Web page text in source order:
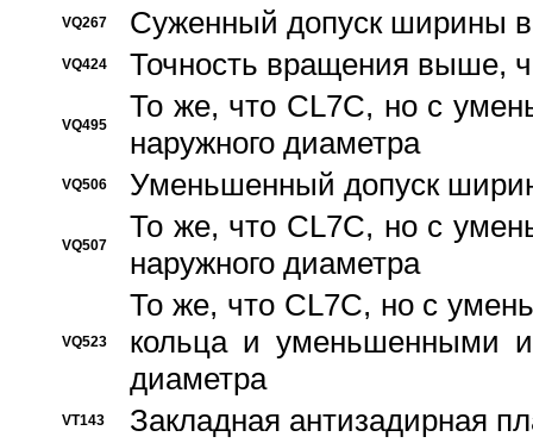
VQ267 Суженный допуск ширины
VQ424 Точность вращения выше,
VQ495
То же, что CL7C, но с
наружного диаметра
VQ506 Уменьшенный допуск
VQ507
То же, что CL7C, но с
наружного диаметра
VQ523
То же, что CL7C, но с
кольца и уменьшенными
диаметра
VT143 Закладная антизадирная